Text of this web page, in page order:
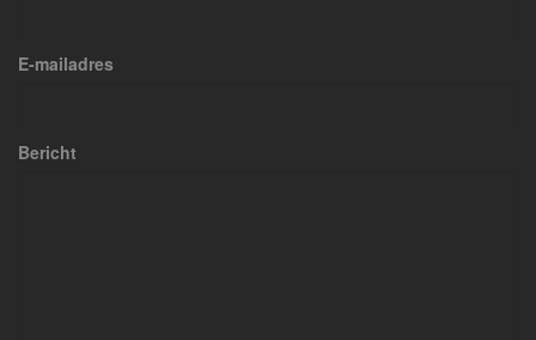
E-mailadres
Bericht